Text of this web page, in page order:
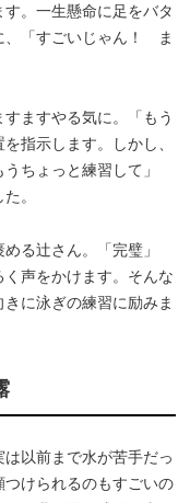
。一生懸命に足をバタ
、「すごいじゃん！ ま
ますやる気に。「もう
指示します。しかし、
ちょっと練習して」
。
る辻さん。「完璧」
声をかけます。そんな
に泳ぎの練習に励みま
以前まで水が苦手だっ
けられるのもすごいの